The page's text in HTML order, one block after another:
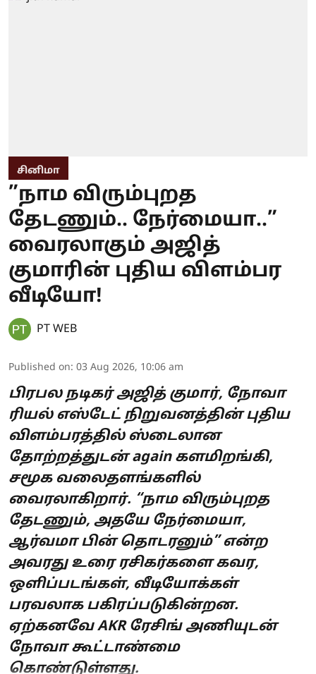
சினிமா
”நாம விரும்புறத
தேடணும்.. நேர்மையா..”
வைரலாகும் அஜித்
குமாரின் புதிய விளம்பர
வீடியோ!
PT WEB
Published on: 03 Aug 2026, 10:06 am
பிரபல நடிகர் அஜித் குமார், நோவா
ரியல் எஸ்டேட் நிறுவனத்தின் புதிய
விளம்பரத்தில் ஸ்டைலான
தோற்றத்துடன் again களமிறங்கி,
சமூக வலைதளங்களில்
வைரலாகிறார். “நாம விரும்புறத
தேடணும், அதயே நேர்மையா,
ஆர்வமா பின் தொடரனும்” என்ற
அவரது உரை ரசிகர்களை கவர,
ஒளிப்படங்கள், வீடியோக்கள்
பரவலாக பகிரப்படுகின்றன.
ஏற்கனவே AKR ரேசிங் அணியுடன்
நோவா கூட்டாண்மை
கொண்டுள்ளது.